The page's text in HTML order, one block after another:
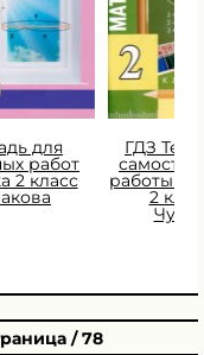
для
работ
2 класс
ГДЗ
работы
2
/ 78